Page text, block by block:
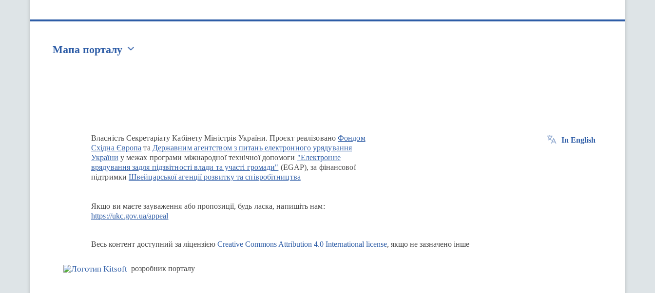
Мапа порталу
Власність Секретаріату Кабінету Міністрів України. Проєкт реалізованоФондом
Східна Європа та Державним агентством з питань електронного урядування
України у межах програми міжнародної технічної допомоги "Електронне
врядування задля підзвітності влади та участі громади" (EGAP), за фінансової
підтримки Швейцарської агенції розвитку та співробітництва
Якщо ви маєте зауваження або пропозиції, будь ласка, напишіть нам:
https://ukc.gov.ua/appeal
In English
Весь контент доступний за ліцензією Creative Commons Attribution 4.0 International license, якщо не зазначено інше
розробник порталу